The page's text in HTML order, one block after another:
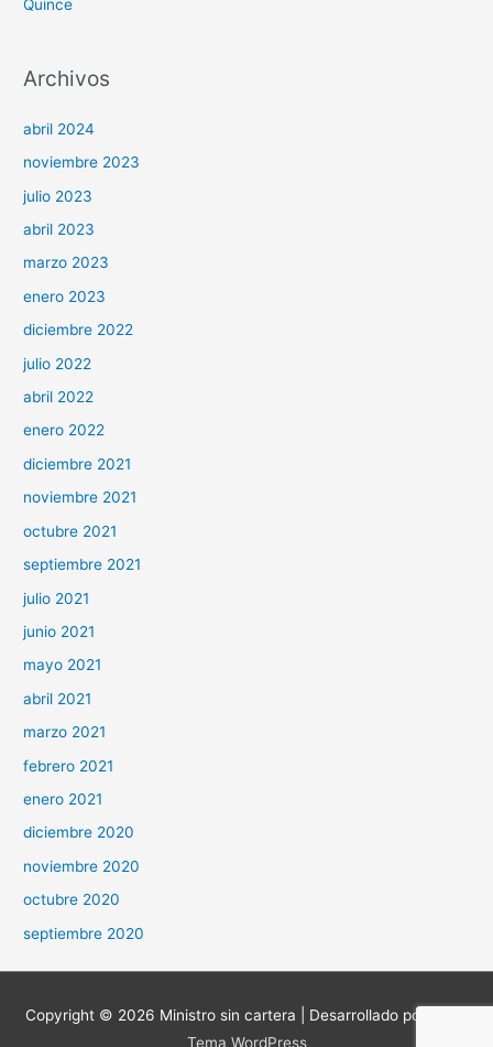
Quince
Archivos
abril 2024
noviembre 2023
julio 2023
abril 2023
marzo 2023
enero 2023
diciembre 2022
julio 2022
abril 2022
enero 2022
diciembre 2021
noviembre 2021
octubre 2021
septiembre 2021
julio 2021
junio 2021
mayo 2021
abril 2021
marzo 2021
febrero 2021
enero 2021
diciembre 2020
noviembre 2020
octubre 2020
septiembre 2020
Copyright © 2026 Ministro sin cartera | Desarrollado por
Tema WordPress